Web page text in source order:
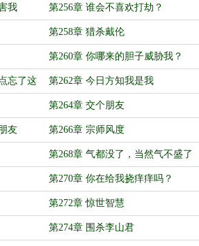
我 第256章 谁会不喜欢打劫？
第258章 猎杀戴伦
第260章 你哪来的胆子威胁我？
忘了这 第262章 今日方知我是我
第264章 交个朋友
友 第266章 宗师风度
第268章 气都没了，当然气不盛了
第270章 你在给我挠痒痒吗？
第272章 惊世智慧
第274章 围杀李山君